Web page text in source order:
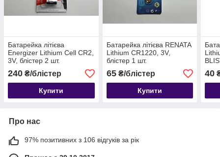
Батарейка літієва
Energizer Lithium Cell CR2,
3V, блістер 2 шт.
240 ₴/блістер
Купити
Батарейка літієва RENATA
Lithium CR1220, 3V,
блістер 1 шт.
65₴/блістер
Купити
40
Про нас
97% позитивних з 106 відгуків за рік